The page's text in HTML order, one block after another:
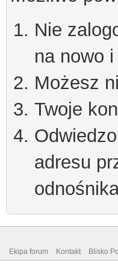
Nie
na nowo
Możesz
Twoje
adresu
Ekipa forum Kontakt Blisko